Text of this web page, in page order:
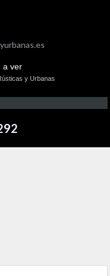
y Urbanas